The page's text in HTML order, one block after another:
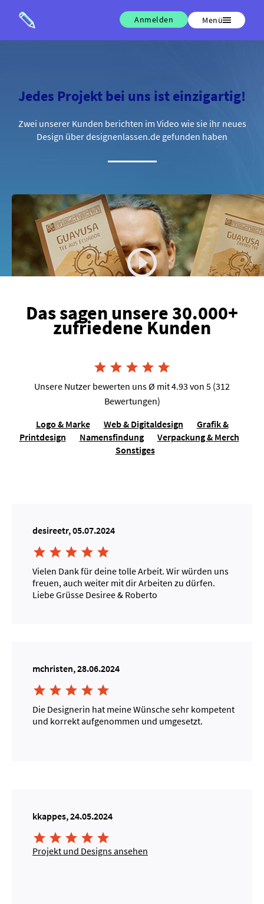
Anmelden Menü
Jedes Projekt bei uns ist einzigartig!
Zwei unserer Kunden berichten im Video wie sie ihr neues
Design über designenlassen.de gefunden haben
Das sagen unsere 30.000+
zufriedene Kunden
    
Unsere Nutzer bewerten uns Ø mit 4.93 von 5 (312
Bewertungen)
Logo & Marke
Web & Digitaldesign
Grafik &
Printdesign
Namensfindung
Verpackung & Merch
Sonstiges
desireetr, 05.07.2024
    
Vielen Dank für deine tolle Arbeit. Wir würden uns
freuen, auch weiter mit dir Arbeiten zu dürfen.
Liebe Grüsse Desiree & Roberto
mchristen, 28.06.2024
    
Die Designerin hat meine Wünsche sehr kompetent
und korrekt aufgenommen und umgesetzt.
kkappes, 24.05.2024
    
Projekt und Designs ansehen